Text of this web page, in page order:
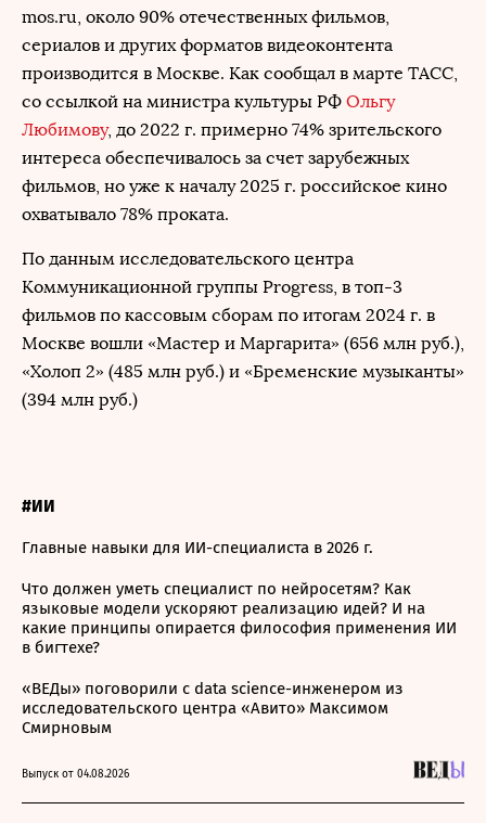
mos.ru, около 90% отечественных фильмов,
сериалов и других форматов видеоконтента
производится в Москве. Как сообщал в марте ТАСС,
со ссылкой на министра культуры РФ Ольгу
Любимову, до 2022 г. примерно 74% зрительского
интереса обеспечивалось за счет зарубежных
фильмов, но уже к началу 2025 г. российское кино
охватывало 78% проката.
По данным исследовательского центра
Коммуникационной группы Progress, в топ-3
фильмов по кассовым сборам по итогам 2024 г. в
Москве вошли «Мастер и Маргарита» (656 млн руб.),
«Холоп 2» (485 млн руб.) и «Бременские музыканты»
(394 млн руб.)
#ИИ
Главные навыки для ИИ-специалиста в 2026 г.
Что должен уметь специалист по нейросетям? Как
языковые модели ускоряют реализацию идей? И на
какие принципы опирается философия применения ИИ
в бигтехе?
«ВЕДы» поговорили с data science-инженером из
исследовательского центра «Авито» Максимом
Смирновым
Выпуск от 04.08.2026